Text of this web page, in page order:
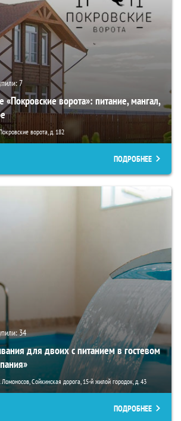
7
«Покровские ворота»: питание, мангал,
ворота, д. 182
ПОДРОБНЕЕ
34
для двоих с питанием в гостевом
Ломоносов, Сойкинская дорога, 15-й жилой городок, д. 43
ПОДРОБНЕЕ